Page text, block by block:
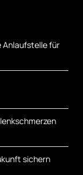
Anlaufstelle für
sichern